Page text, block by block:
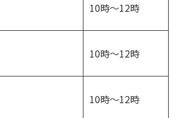
10時～12時
10時～12時
10時～12時